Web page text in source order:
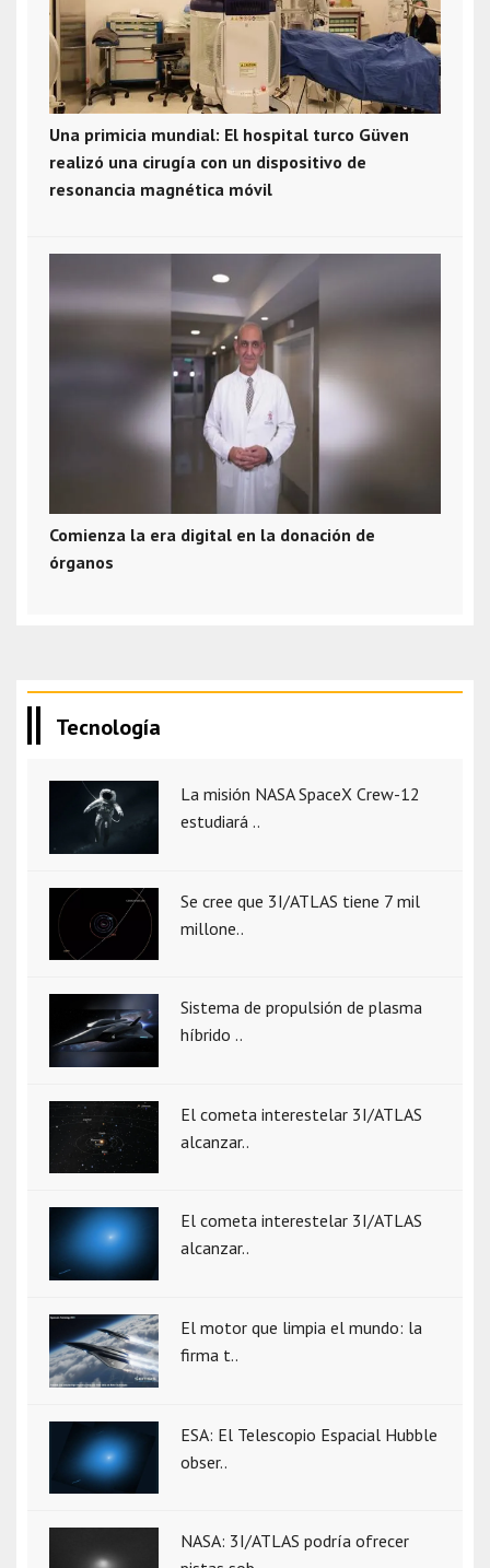
Una primicia mundial: El hospital turco Güven
realizó una cirugía con un dispositivo de
resonancia magnética móvil
Comienza la era digital en la donación de
órganos
Tecnología
La misión NASA SpaceX Crew-12
estudiará ..
Se cree que 3I/ATLAS tiene 7 mil
millone..
Sistema de propulsión de plasma
híbrido ..
El cometa interestelar 3I/ATLAS
alcanzar..
El cometa interestelar 3I/ATLAS
alcanzar..
El motor que limpia el mundo: la
firma t..
ESA: El Telescopio Espacial Hubble
obser..
NASA: 3I/ATLAS podría ofrecer